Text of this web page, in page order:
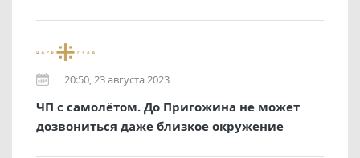
20:50, 23 августа 2023
ЧП с самолётом. До Пригожина не может
дозвониться даже близкое окружение